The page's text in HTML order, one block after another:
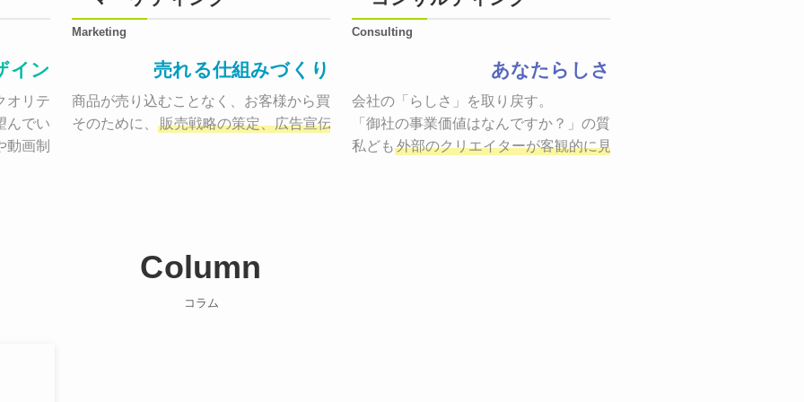
イン
オリティーで作り納品する。
でいた、デザインのゴールでしょうか。
画制作まで
お客様のサービスを適した場所へ届けるために、適切な方法を企画しご提案いたします。
Marketing
売れる仕組みづくり
商品が売り込むことなく、お客様から買いたくなる状態をつくるために、適した場所へ適切なターゲットに向け
そのために、
販売戦略の策定、広告宣伝に効果検証までの一連のプロセスを考え実行・検証・修正
Consulting
あなたらしさ
会社の「らしさ」を取り戻す。
「御社の事業価値はなんですか？」の質問に答えることはできるでし
私ども 外部のクリエイターが客観的に見ながら最終的な絵を描き、
Column
コラム